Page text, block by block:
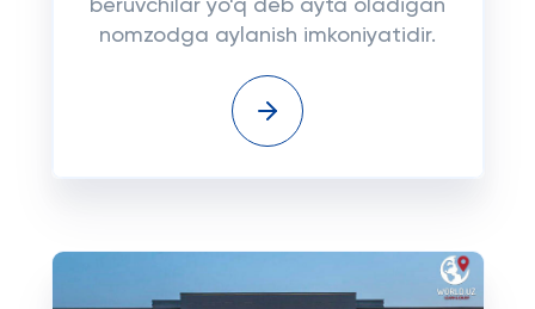
beruvchilar yo'q deb ayta oladigan
nomzodga aylanish imkoniyatidir.